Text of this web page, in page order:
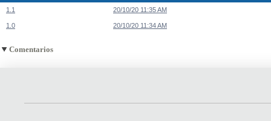
1.1 20/10/20 11:35 AM
1.0 20/10/20 11:34 AM
Comentarios